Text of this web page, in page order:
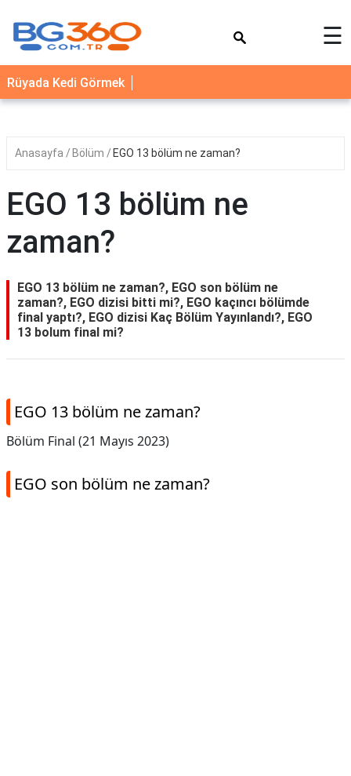
YEMEK
TARİFLERİ
SAĞLIK
İLETİŞİM
☰
Rüyada Kedi Görmek
Anasayfa Bölüm EGO 13 bölüm ne zaman?
EGO 13 bölüm ne
zaman?
EGO 13 bölüm ne zaman?, EGO son bölüm ne
zaman?, EGO dizisi bitti mi?, EGO kaçıncı bölümde
final yaptı?, EGO dizisi Kaç Bölüm Yayınlandı?, EGO
13 bolum final mi?
EGO 13 bölüm ne zaman?
Bölüm Final (21 Mayıs 2023)
EGO son bölüm ne zaman?